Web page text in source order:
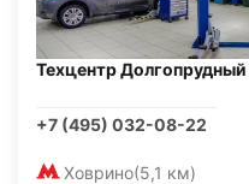
Техцентр Долгопрудный
+7 (495) 032-08-22
Ховрино(5,1 км)